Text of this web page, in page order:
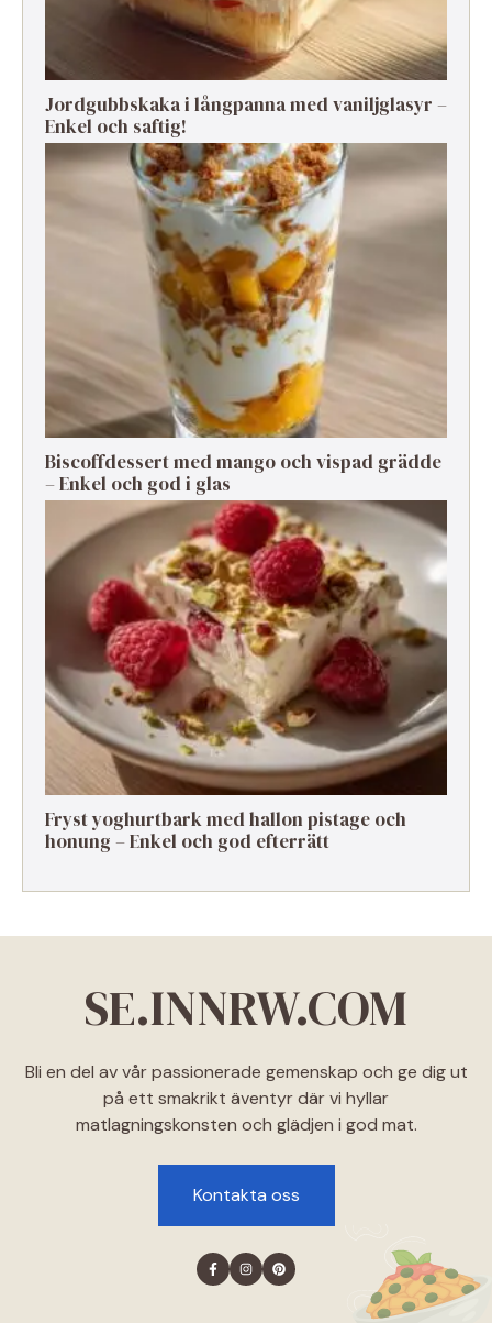
Jordgubbskaka i långpanna med vaniljglasyr –
Enkel och saftig!
Biscoffdessert med mango och vispad grädde
– Enkel och god i glas
Fryst yoghurtbark med hallon pistage och
honung – Enkel och god efterrätt
SE.INNRW.COM
Bli en del av vår passionerade gemenskap och ge dig ut
på ett smakrikt äventyr där vi hyllar
matlagningskonsten och glädjen i god mat.
Kontakta oss